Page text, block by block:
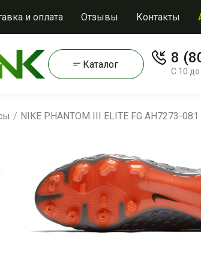
и оплата Отзывы Контакты
Каталог 8
С 10
NIKE PHANTOM III ELITE FG AH7273-081